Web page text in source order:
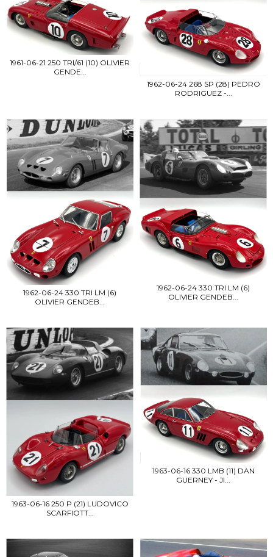
1961-06-21 250 TRI/61 (10) OLIVIER
GENDE...
1962-06-24 268 SP (28) PEDRO
RODRIGUEZ -...
1962-06-24 330 TRI LM (6)
OLIVIER GENDEB...
1962-06-24 330 TRI LM (6)
OLIVIER GENDEB...
1963-06-16 250 P (21) LUDOVICO
SCARFIOTT...
1963-06-16 330 LMB (11) DAN
GUERNEY - JI...